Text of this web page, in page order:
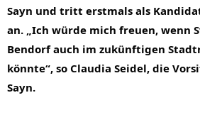
Sayn und tritt erstmals als
an. „Ich würde mich freuen, wenn
Bendorf auch im zukünftigen
könnte“, so Claudia Seidel, die
Sayn.